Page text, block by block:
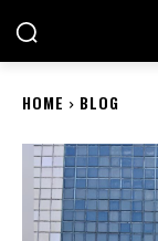
HOME BLOG